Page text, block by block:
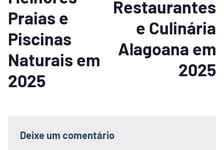
Praias e
Piscinas
Naturais em
2025
Restaurantes
e Culinária
Alagoana em
2025
Deixe um comentário